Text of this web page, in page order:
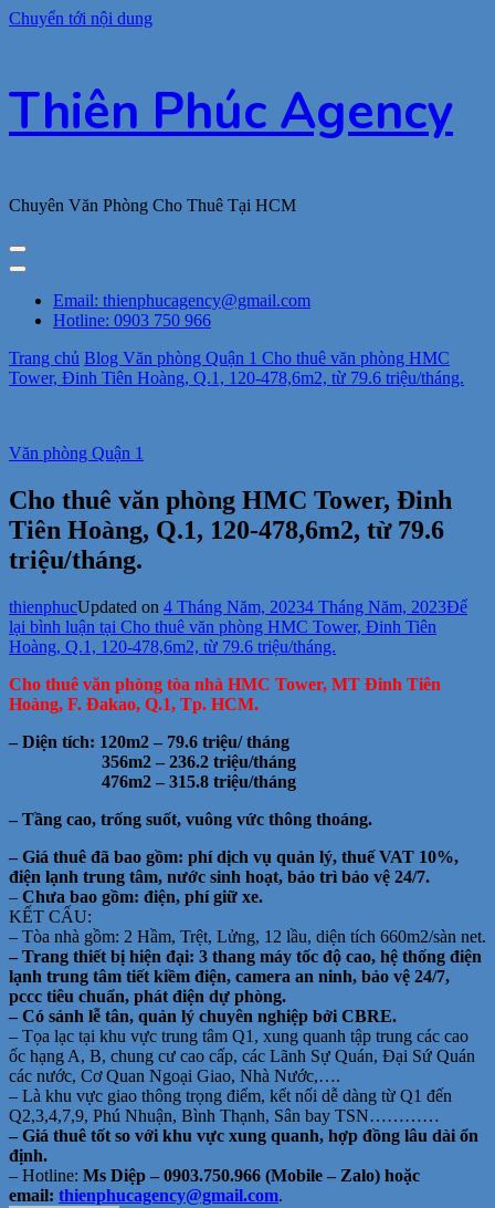
Chuyển tới nội dung
Thiên Phúc Agency
Chuyên Văn Phòng Cho Thuê Tại HCM
Email: thienphucagency@gmail.com
Hotline: 0903 750 966
Trang chủ Blog Văn phòng Quận 1 Cho thuê văn phòng HMC
Tower, Đinh Tiên Hoàng, Q.1, 120-478,6m2, từ 79.6 triệu/tháng.
Văn phòng Quận 1
Cho thuê văn phòng HMC Tower, Đinh
Tiên Hoàng, Q.1, 120-478,6m2, từ 79.6
triệu/tháng.
thienphucUpdated on 4 Tháng Năm, 20234 Tháng Năm, 2023Để
lại bình luận tại Cho thuê văn phòng HMC Tower, Đinh Tiên
Hoàng, Q.1, 120-478,6m2, từ 79.6 triệu/tháng.
Cho thuê văn phòng tòa nhà HMC Tower, MT Đinh Tiên
Hoàng, F. Đakao, Q.1, Tp. HCM.
– Diện tích: 120m2 – 79.6 triệu/ tháng
356m2 – 236.2 triệu/tháng
476m2 – 315.8 triệu/tháng
– Tầng cao, trống suốt, vuông vức thông thoáng.
– Giá thuê đã bao gồm: phí dịch vụ quản lý, thuế VAT 10%,
điện lạnh trung tâm, nước sinh hoạt, bảo trì bảo vệ 24/7.
– Chưa bao gồm: điện, phí giữ xe.
KẾT CẤU:
– Tòa nhà gồm: 2 Hầm, Trệt, Lửng, 12 lầu, diện tích 660m2/sàn net.
– Trang thiết bị hiện đại: 3 thang máy tốc độ cao, hệ thống điện
lạnh trung tâm tiết kiềm điện, camera an ninh, bảo vệ 24/7,
pccc tiêu chuẩn, phát điện dự phòng.
– Có sảnh lễ tân, quản lý chuyên nghiệp bởi CBRE.
– Tọa lạc tại khu vực trung tâm Q1, xung quanh tập trung các cao
ốc hạng A, B, chung cư cao cấp, các Lãnh Sự Quán, Đại Sứ Quán
các nước, Cơ Quan Ngoại Giao, Nhà Nước,….
– Là khu vực giao thông trọng điểm, kết nối dễ dàng từ Q1 đến
Q2,3,4,7,9, Phú Nhuận, Bình Thạnh, Sân bay TSN…………
– Giá thuê tốt so với khu vực xung quanh, hợp đồng lâu dài ổn
định.
– Hotline: Ms Diệp – 0903.750.966 (Mobile – Zalo) hoặc
email: thienphucagency@gmail.com.